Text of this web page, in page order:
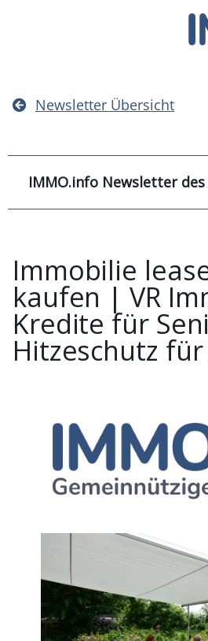
Newsletter Übersicht
IMMO.info Newsletter
Immobilie
kaufen | VR
Kredite für
Hitzeschutz